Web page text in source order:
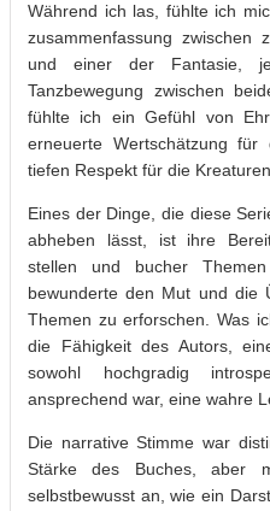
Während ich las, fühlte ich
zusammenfassung zwischen
und einer der Fantasie,
Tanzbewegung zwischen
fühlte ich ein Gefühl von
erneuerte Wertschätzung
tiefen Respekt für die
Eines der Dinge, die diese
abheben lässt, ist ihre
stellen und bucher
bewunderte den Mut und die
Themen zu erforschen. Was
die Fähigkeit des Autors,
sowohl hochgradig
ansprechend war, eine wahre
Die narrative Stimme war
Stärke des Buches, aber
selbstbewusst an, wie ein